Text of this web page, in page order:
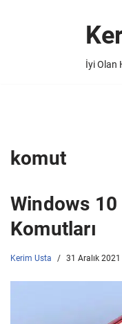
İyi Olan
komut
Windows 10
Komutları
Kerim Usta 31 Aralık 2021